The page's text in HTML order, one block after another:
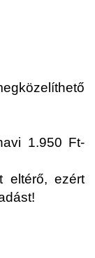
1.950 Ft-
eltérő, ezért